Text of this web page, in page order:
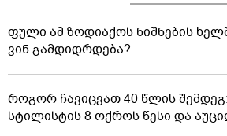
ფული ამ ზოდიაქოს ნიშნების
ვინ გამდიდრდება?
როგორ ჩავიცვათ 40 წლის
სტილისტის 8 ოქროს წესი და